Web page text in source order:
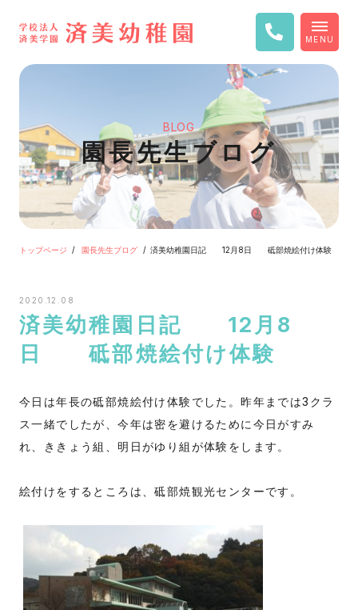
MENU
BLOG
園長先生ブログ
トップページ 園長先生ブログ 済美幼稚園日記 12月8日 砥部焼絵付け体験
2020.12.08
済美幼稚園日記 12月8
日 砥部焼絵付け体験
今日は年長の砥部焼絵付け体験でした。昨年までは3クラ
ス一緒でしたが、今年は密を避けるために今日がすみ
れ、ききょう組、明日がゆり組が体験をします。
絵付けをするところは、砥部焼観光センターです。